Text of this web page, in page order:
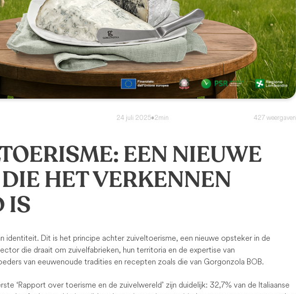
24 juli 2025•2min 427 weergaven
EEN NIEUWE
HET VERKENNEN
IS
identiteit. Dit is het principe achter zuiveltoerisme, een nieuwe opsteker in de
die draait om zuivelfabrieken, hun territoria en de expertise van
van eeuwenoude tradities en recepten zoals die van Gorgonzola BOB.
‘Rapport over toerisme en de zuivelwereld’ zijn duidelijk: 32,7% van de Italiaanse